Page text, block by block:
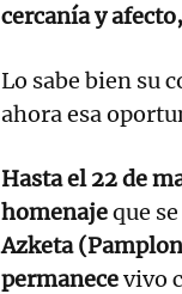
cercanía y afecto,
Lo sabe bien su
ahora esa
Hasta el 22 de
homenajeque
Azketa
permanecevivo